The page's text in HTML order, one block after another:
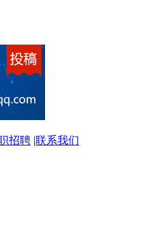
招聘 |联系我们